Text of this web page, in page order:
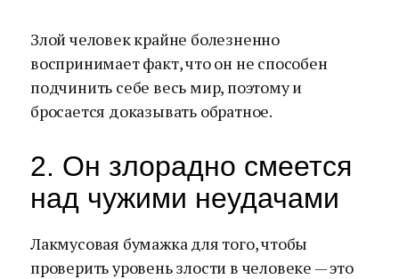
Злой человек крайне болезненно
воспринимает факт, что он не способен
подчинить себе весь мир, поэтому и
бросается доказывать обратное.
2. Он злорадно смеется
над чужими неудачами
Лакмусовая бумажка для того, чтобы
проверить уровень злости в человеке — это